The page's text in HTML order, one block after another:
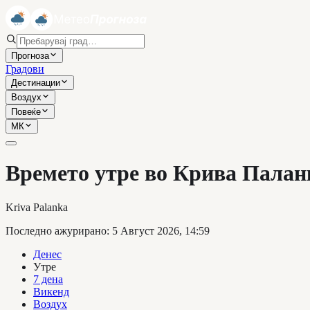
Прогноза
Градови
Дестинации
Воздух
Повеќе
МК
Времето утре во Крива
Kriva Palanka
Последно ажурирано: 5 Август 2026, 14:59
Денес
Утре
7 дена
Викенд
Воздух